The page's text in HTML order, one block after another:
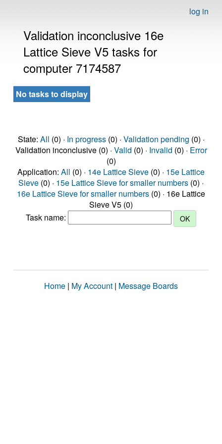
log in
Validation inconclusive 16e
Lattice Sieve V5 tasks for
computer 7174587
No tasks to display
State: All (0) · In progress(0) · Validation pending (0) ·
Validation inconclusive (0) · Valid (0) · Invalid (0) · Error
(0)
Application: All (0) · 14e Lattice Sieve (0) · 15e Lattice
Sieve (0) · 15e Lattice Sieve for smaller numbers (0) ·
16e Lattice Sieve for smaller numbers (0) · 16e Lattice
Sieve V5 (0)
Task name:
Home | My Account | Message Boards